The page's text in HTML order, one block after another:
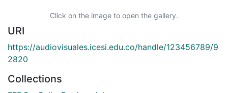
Click on the image to open the gallery.
URI
https://audiovisuales.icesi.edu.co/handle/123456789/9
2820
Collections